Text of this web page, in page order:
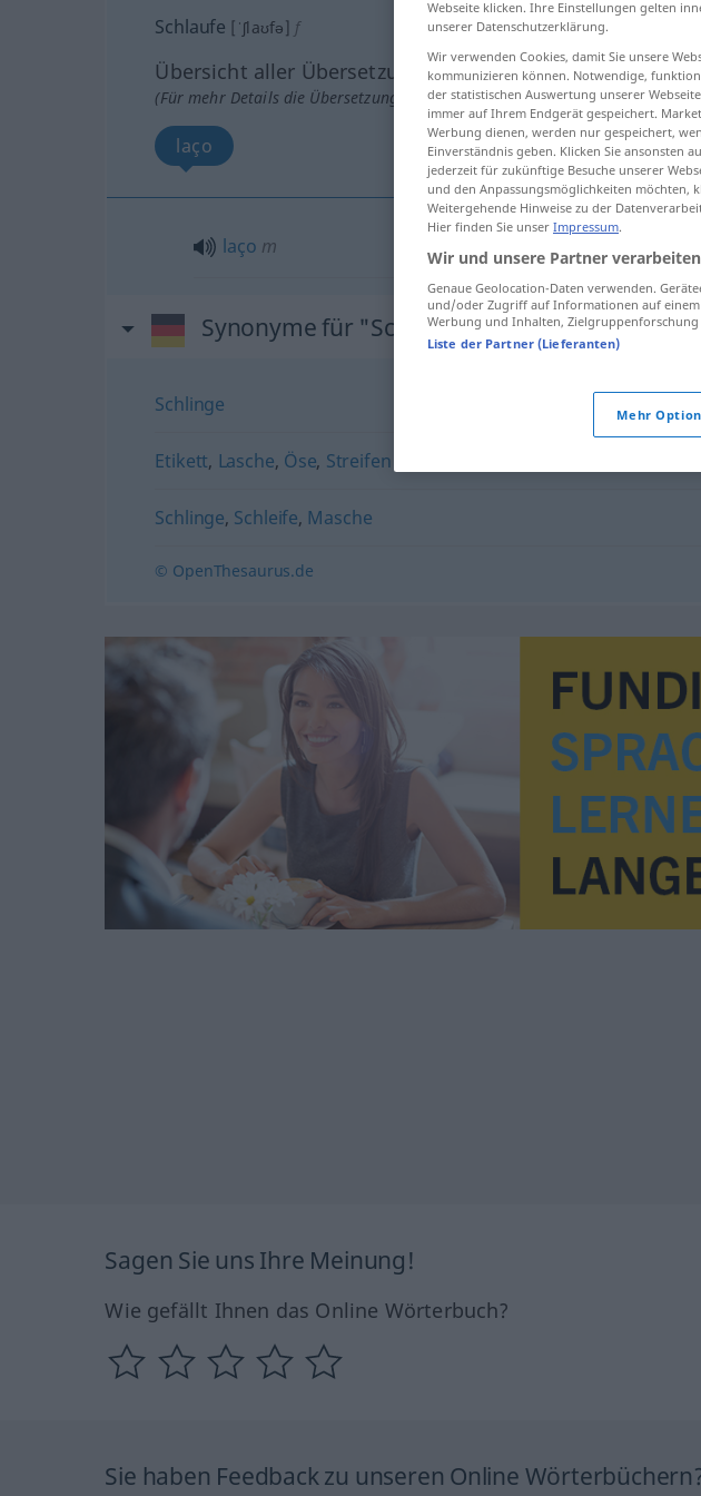
Schlaufe [ˈʃlaʊfə] f
Übersicht aller Übersetzungen
(Für mehr Details die Übersetzung anklicken/antippen)
laço
laço m
Synonyme für "Schlaufe"
Schlinge
Etikett, Lasche, Öse, Streifen
Schlinge, Schleife, Masche
© OpenThesaurus.de
Sagen Sie uns Ihre Meinung!
Wie gefällt Ihnen das Online Wörterbuch?
Sie haben Feedback zu unseren Online
Webseite klicken. Ihre Einstellungen gelten
unserer Datenschutzerklärung.
Wir verwenden Cookies, damit Sie unsere
kommunizieren können. Notwendige,
der statistischen Auswertung unserer
immer auf Ihrem Endgerät gespeichert.
Werbung dienen, werden nur gespeichert,
Einverständnis geben. Klicken Sie ansonsten
jederzeit für zukünftige Besuche unserer
und den Anpassungsmöglichkeiten möchten,
Weitergehende Hinweise zu der
Hier finden Sie unser Impressum.
Wir und unsere Partner
Genaue Geolocation-Daten verwenden.
und/oder Zugriff auf Informationen auf
Werbung und Inhalten,
Liste der Partner (Lieferanten)
Mehr